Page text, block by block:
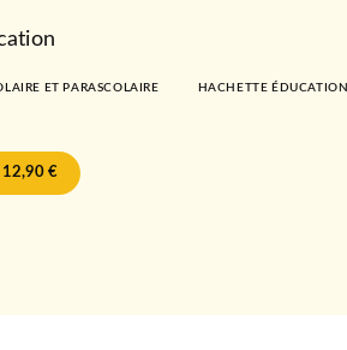
ET PARASCOLAIRE HACHETTE ÉDUCATION
12,90 €